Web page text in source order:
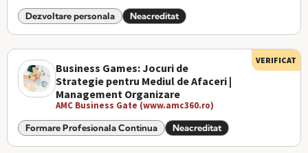
Dezvoltare personala Neacreditat
Business Games: Jocuri de
Strategie pentru Mediul de Afaceri |
Management Organizare
AMC Business Gate (www.amc360.ro)
Formare Profesionala Continua Neacreditat
VERIFICAT